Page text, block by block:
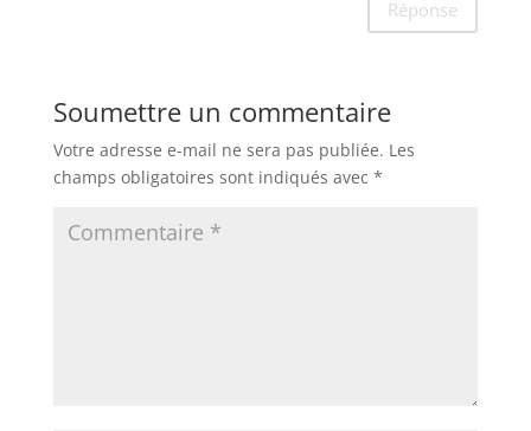
Réponse
Soumettre un commentaire
Votre adresse e-mail ne sera pas publiée. Les
champs obligatoires sont indiqués avec *